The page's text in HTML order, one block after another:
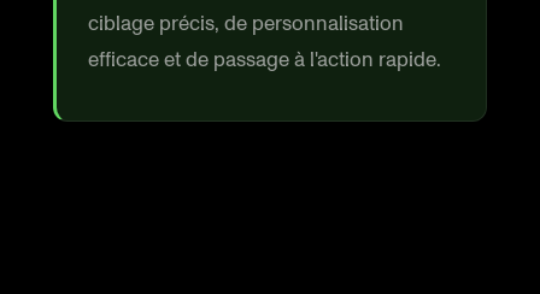
ciblage précis, de personnalisation
efficace et de passage à l'action rapide.